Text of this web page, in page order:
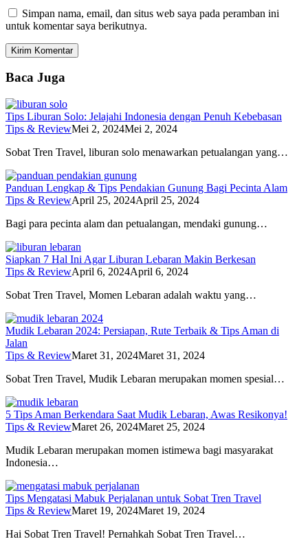
Simpan nama, email, dan situs web saya pada peramban ini
untuk komentar saya berikutnya.
Baca Juga
Tips Liburan Solo: Jelajahi Indonesia dengan Penuh Kebebasan
Tips & ReviewMei 2, 2024Mei 2, 2024
Sobat Tren Travel, liburan solo menawarkan petualangan yang…
Panduan Lengkap & Tips Pendakian Gunung Bagi Pecinta Alam
Tips & ReviewApril 25, 2024April 25, 2024
Bagi para pecinta alam dan petualangan, mendaki gunung…
Siapkan 7 Hal Ini Agar Liburan Lebaran Makin Berkesan
Tips & ReviewApril 6, 2024April 6, 2024
Sobat Tren Travel, Momen Lebaran adalah waktu yang…
Mudik Lebaran 2024: Persiapan, Rute Terbaik & Tips Aman di
Jalan
Tips & ReviewMaret 31, 2024Maret 31, 2024
Sobat Tren Travel, Mudik Lebaran merupakan momen spesial…
5 Tips Aman Berkendara Saat Mudik Lebaran, Awas Resikonya!
Tips & ReviewMaret 26, 2024Maret 25, 2024
Mudik Lebaran merupakan momen istimewa bagi masyarakat
Indonesia…
Tips Mengatasi Mabuk Perjalanan untuk Sobat Tren Travel
Tips & ReviewMaret 19, 2024Maret 19, 2024
Hai Sobat Tren Travel! Pernahkah Sobat Tren Travel…